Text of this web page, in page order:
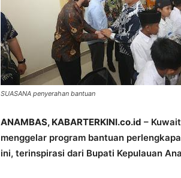
SUASANA penyerahan bantuan
ANAMBAS, KABARTERKINI.co.id –
menggelar program bantuan
ini, terinspirasi dari Bupati Kepulauan